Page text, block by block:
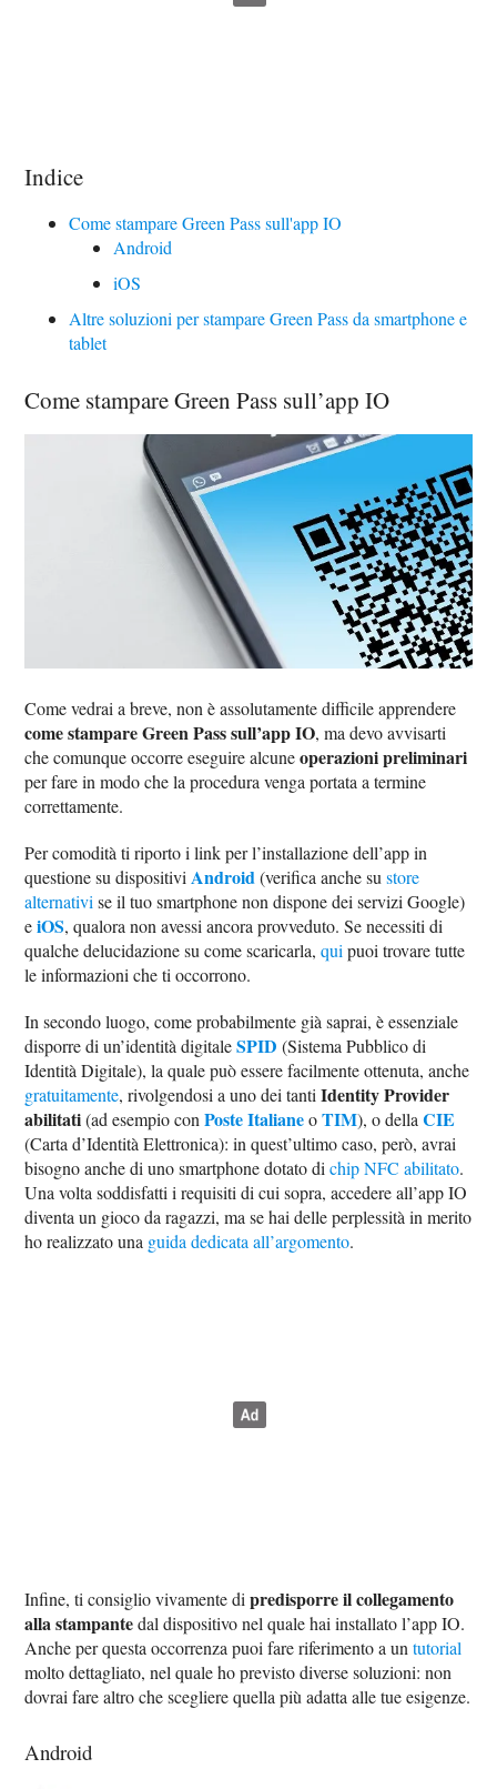
Indice
Come stampare Green Pass sull'app IO
Android
iOS
Altre soluzioni per stampare Green Pass da smartphone e
tablet
Come stampare Green Pass sull’app IO
Come vedrai a breve, non è assolutamente difficile apprendere
come stampare Green Pass sull’app IO, ma devo avvisarti
che comunque occorre eseguire alcuneoperazioni preliminari
per fare in modo che la procedura venga portata a termine
correttamente.
Per comodità ti riporto i link per l’installazione dell’app in
questione su dispositivi Android(verifica anche sustore
alternativi se il tuo smartphone non dispone dei servizi Google)
eiOS, qualora non avessi ancora provveduto. Se necessiti di
qualche delucidazione su come scaricarla,qui puoi trovare tutte
le informazioni che ti occorrono.
In secondo luogo, come probabilmente già saprai, è essenziale
disporre di un’identità digitaleSPID (Sistema Pubblico di
Identità Digitale), la quale può essere facilmente ottenuta, anche
gratuitamente, rivolgendosi a uno dei tantiIdentity Provider
abilitati(ad esempio conPoste ItalianeoTIM), o dellaCIE
(Carta d’Identità Elettronica): in quest’ultimo caso, però, avrai
bisogno anche di uno smartphone dotato dichip NFC abilitato.
Una volta soddisfatti i requisiti di cui sopra, accedere all’app IO
diventa un gioco da ragazzi, ma se hai delle perplessità in merito
ho realizzato una guida dedicata all’argomento.
Infine, ti consiglio vivamente dipredisporre il collegamento
alla stampantedal dispositivo nel quale hai installato l’app IO.
Anche per questa occorrenza puoi fare riferimento a untutorial
molto dettagliato, nel quale ho previsto diverse soluzioni: non
dovrai fare altro che scegliere quella più adatta alle tue esigenze.
Android